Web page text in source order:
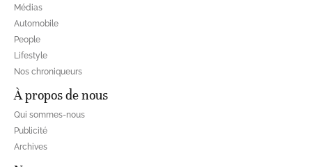
Médias
Automobile
People
Lifestyle
Nos chroniqueurs
À propos de nous
Qui sommes-nous
Publicité
Archives